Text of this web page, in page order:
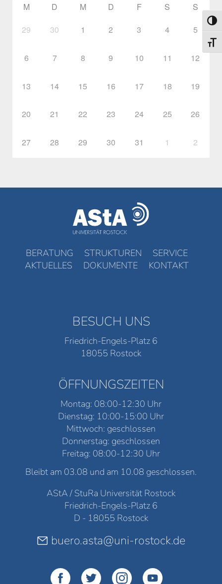
M D M D F S S
29 30 1 2 3 4 5
6 7 8 9 10 11 12
13 14 15 16 17 18 19
20 21 22 23 24 25 26
27 28 29 30 31 1 2
BERATUNG STRUKTUREN
SERVICE
AKTUELLES
DOKUMENTE KONTAKT
BESUCH UNS
Friedrich-Engels-Platz 6
18055 Rostock
ÖFFNUNGSZEITEN
Montag: 08:00-12:30 Uhr
Dienstag: 10:00-15:00 Uhr
Mittwoch: geschlossen
Donnerstag: geschlossen
Freitag: 08:00-12:30 Uhr
Bleibt am 03.08 und am 10.08 geschlossen.
AStA / StuRa Universität Rostock
Friedrich-Engels-Platz 6
D - 18055 Rostock
buero.asta@uni-rostock.de